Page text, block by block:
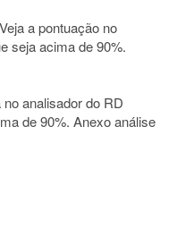
a pontuação no
seja acima de 90%.
analisador do RD
de 90%. Anexo análise